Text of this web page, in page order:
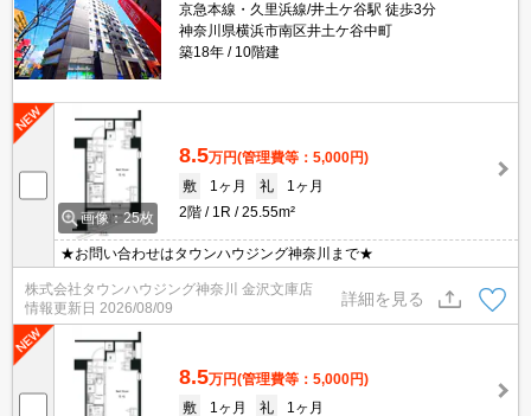
京急本線・久里浜線/井土ケ谷駅 徒歩3分
神奈川県横浜市南区井土ケ谷中町
築18年
10階建
画像：25枚
8.5万円(管理費等：5,000円)
敷
1ヶ月 礼
1ヶ月
2階
1R 25.55m²
★お問い合わせはタウンハウジング神奈川まで★
株式会社タウンハウジング神奈川 金沢文庫店
情報更新日 2026/08/09
詳細を見る
8.5万円(管理費等：5,000円)
敷
1ヶ月 礼
1ヶ月